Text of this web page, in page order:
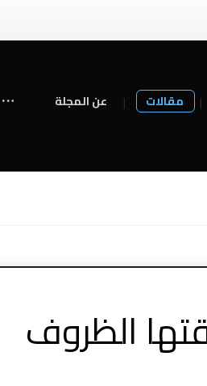
مقالات عن المجلة
الظروف